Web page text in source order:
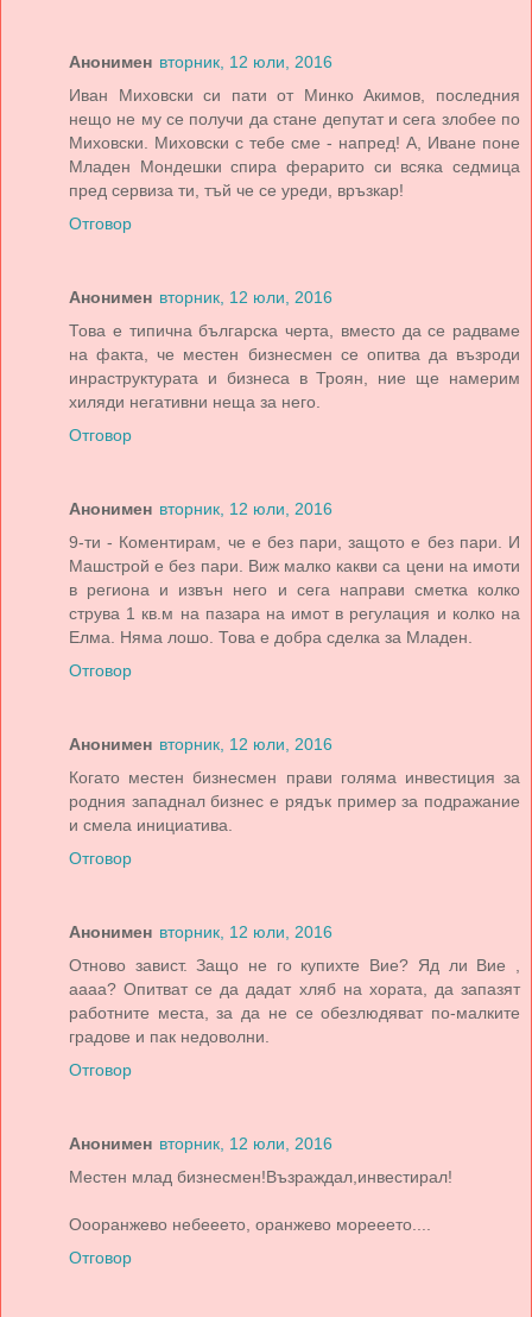
Анонимен вторник, 12 юли, 2016
Иван Миховски си пати от Минко Акимов, последния
нещо не му се получи да стане депутат и сега злобее по
Миховски. Миховски с тебе сме - напред! А, Иване поне
Младен Мондешки спира ферарито си всяка седмица
пред сервиза ти, тъй че се уреди, връзкар!
Отговор
Анонимен вторник, 12 юли, 2016
Това е типична българска черта, вместо да се радваме
на факта, че местен бизнесмен се опитва да възроди
инраструктурата и бизнеса в Троян, ние ще намерим
хиляди негативни неща за него.
Отговор
Анонимен вторник, 12 юли, 2016
9-ти - Коментирам, че е без пари, защото е без пари. И
Машстрой е без пари. Виж малко какви са цени на имоти
в региона и извън него и сега направи сметка колко
струва 1 кв.м на пазара на имот в регулация и колко на
Елма. Няма лошо. Това е добра сделка за Младен.
Отговор
Анонимен вторник, 12 юли, 2016
Когато местен бизнесмен прави голяма инвестиция за
родния западнал бизнес е рядък пример за подражание
и смела инициатива.
Отговор
Анонимен вторник, 12 юли, 2016
Отново завист. Защо не го купихте Вие? Яд ли Вие ,
аааа? Опитват се да дадат хляб на хората, да запазят
работните места, за да не се обезлюдяват по-малките
градове и пак недоволни.
Отговор
Анонимен вторник, 12 юли, 2016
Местен млад бизнесмен!Възраждал,инвестирал!
Оооранжево небееето, оранжево морееето....
Отговор